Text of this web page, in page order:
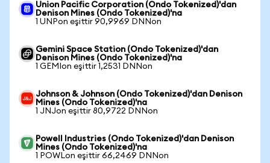
Union Pacific Corporation (Ondo Tokenized)'dan
Denison Mines (Ondo Tokenized)'na
1 UNPon eşittir 90,9969 DNNon
Gemini Space Station (Ondo Tokenized)'dan
Denison Mines (Ondo Tokenized)'na
1 GEMIon eşittir 1,2531 DNNon
Johnson & Johnson (Ondo Tokenized)'dan Denison
Mines (Ondo Tokenized)'na
1 JNJon eşittir 80,9722 DNNon
Powell Industries (Ondo Tokenized)'dan Denison
Mines (Ondo Tokenized)'na
1 POWLon eşittir 66,2469 DNNon